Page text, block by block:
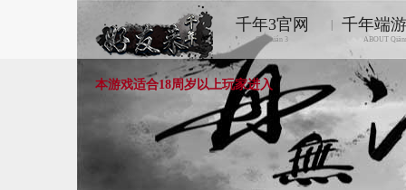
千年3官网
Qiānnián 3
千年端
ABOUT
本游戏适合18周岁以上玩家进入